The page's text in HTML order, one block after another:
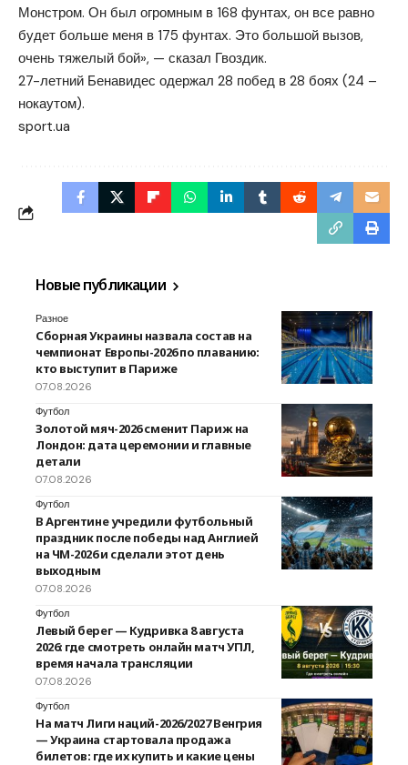
Монстром. Он был огромным в 168 фунтах, он все равно
будет больше меня в 175 фунтах. Это большой вызов,
очень тяжелый бой», — сказал Гвоздик.
27-летний Бенавидес одержал 28 побед в 28 боях (24 –
нокаутом).
sport.ua
Новые публикации
Разное
Сборная Украины назвала состав на
чемпионат Европы-2026 по плаванию:
кто выступит в Париже
07.08.2026
Футбол
Золотой мяч-2026 сменит Париж на
Лондон: дата церемонии и главные
детали
07.08.2026
Футбол
В Аргентине учредили футбольный
праздник после победы над Англией
на ЧМ-2026 и сделали этот день
выходным
07.08.2026
Футбол
Левый берег — Кудривка 8 августа
2026: где смотреть онлайн матч УПЛ,
время начала трансляции
07.08.2026
Футбол
На матч Лиги наций-2026/2027 Венгрия
— Украина стартовала продажа
билетов: где их купить и какие цены